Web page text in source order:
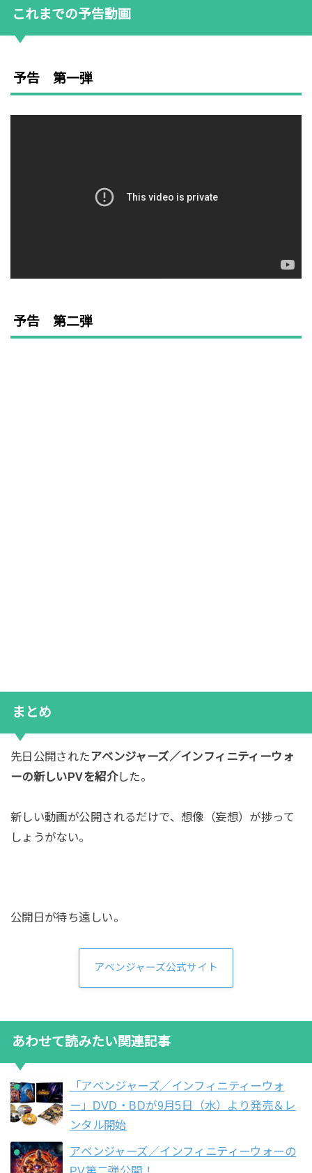
これまでの予告動画
予告 第一弾
予告 第二弾
まとめ
先日公開されたアベンジャーズ／インフィニティーウォ
ーの新しいPVを紹介した。
新しい動画が公開されるだけで、想像（妄想）が捗って
しょうがない。
公開日が待ち遠しい。
アベンジャーズ公式サイト
あわせて読みたい関連記事
「アベンジャーズ／インフィニティーウォ
ー」DVD・BDが9月5日（水）より発売＆レ
ンタル開始
アベンジャーズ／インフィニティーウォーの